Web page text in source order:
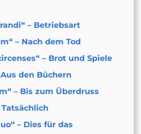
– Betriebsart
– Nach dem Tod
– Brot und Spiele
den Büchern
– Bis zum Überdruss
Tatsächlich
– Dies für das